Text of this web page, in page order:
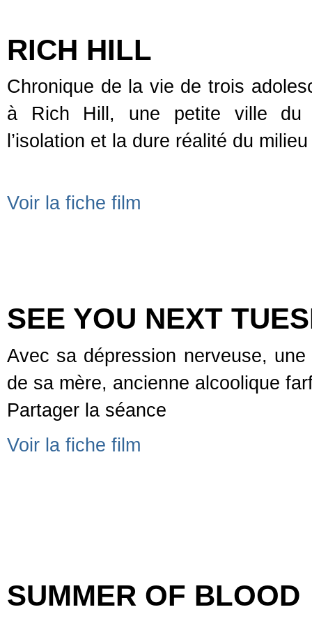
RICH HILL
Chronique de la vie de trois
à Rich Hill, une petite ville du
l’isolation et la dure réalité du
Voir la fiche film
SEE YOU NEXT
Avec sa dépression nerveuse,
de sa mère, ancienne alcoolique
Partager la séance
Voir la fiche film
SUMMER OF BLOOD